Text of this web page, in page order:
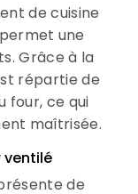
de cuisine
une
Grâce à la
répartie de
four, ce qui
maîtrisée.
ventilé
de